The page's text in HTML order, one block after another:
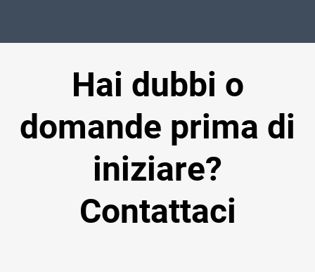
Hai dubbi o
domande prima di
iniziare?
Contattaci